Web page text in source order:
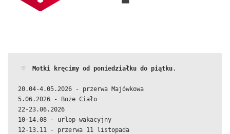
♡ Motki kręcimy od poniedziałku do piątku.
20.04-4.05.2026 - przerwa Majówkowa
5.06.2026 - Boże Ciało
22-23.06.2026
10-14.08 - urlop wakacyjny
12-13.11 - przerwa 11 listopada